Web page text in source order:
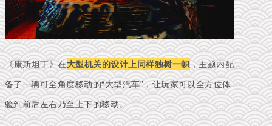
《康斯坦丁》在大型机关的设计上同样独树一帜，主题内配
备了一辆可全角度移动的“大型汽车”，让玩家可以全方位体
验到前后左右乃至上下的移动。